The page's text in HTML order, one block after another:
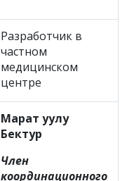
Разработчик в
частном
медицинском
центре
Марат уулу
Бектур
Член
координационного